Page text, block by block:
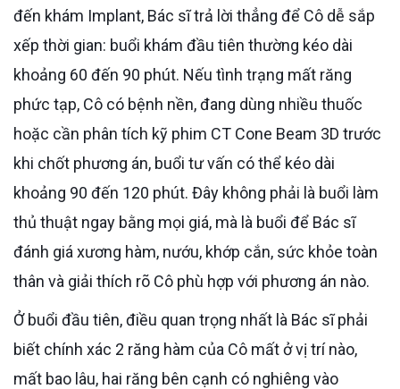
đến khám Implant, Bác sĩ trả lời thẳng để Cô dễ sắp
xếp thời gian: buổi khám đầu tiên thường kéo dài
khoảng 60 đến 90 phút. Nếu tình trạng mất răng
phức tạp, Cô có bệnh nền, đang dùng nhiều thuốc
hoặc cần phân tích kỹ phim CT Cone Beam 3D trước
khi chốt phương án, buổi tư vấn có thể kéo dài
khoảng 90 đến 120 phút. Đây không phải là buổi làm
thủ thuật ngay bằng mọi giá, mà là buổi để Bác sĩ
đánh giá xương hàm, nướu, khớp cắn, sức khỏe toàn
thân và giải thích rõ Cô phù hợp với phương án nào.
Ở buổi đầu tiên, điều quan trọng nhất là Bác sĩ phải
biết chính xác 2 răng hàm của Cô mất ở vị trí nào,
mất bao lâu, hai răng bên cạnh có nghiêng vào